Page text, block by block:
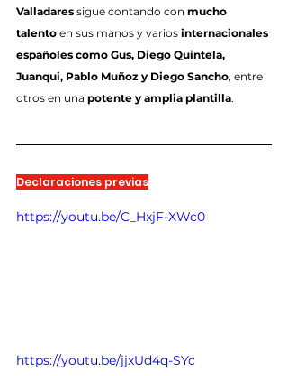
Valladares sigue contando con mucho
talento en sus manos y varios internacionales
españoles como Gus, Diego Quintela,
Juanqui, Pablo Muñoz y Diego Sancho, entre
otros en una potente y amplia plantilla.
Declaraciones previas
https://youtu.be/C_HxjF-XWc0
https://youtu.be/jjxUd4q-SYc